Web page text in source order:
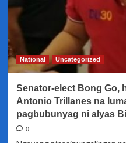
National Uncategorized
Senator-elect Bong Go,
Antonio Trillanes na
pagbubunyag ni alyas
0